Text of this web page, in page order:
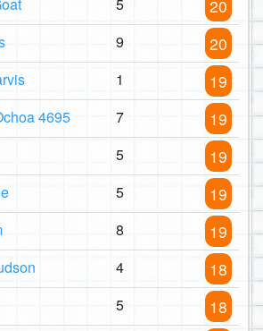
5 20
9 20
1 19
4695 7 19
5 19
5 19
8 19
4 18
5 18